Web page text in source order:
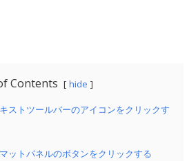
Contents hide
ストツールバーのアイコンをクリックす
ットパネルのボタンをクリックする